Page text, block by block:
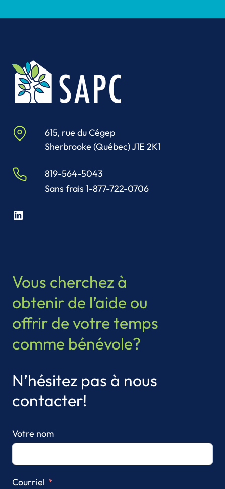
615, rue du Cégep
Sherbrooke (Québec) J1E 2K1
819-564-5043
Sans frais 1-877-722-0706
LinkedIn
Vous cherchez à
obtenir de l’aide ou
offrir de votre temps
comme bénévole?
N’hésitez pas à nous
contacter!
Votre nom
Courriel